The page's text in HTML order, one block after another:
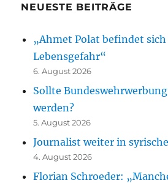
NEUESTE BEITRÄGE
„Ahmet Polat befindet
Lebensgefahr“
6. August 2026
Sollte
werden?
5. August 2026
Journalist weiter in
4. August 2026
Florian Schroeder: